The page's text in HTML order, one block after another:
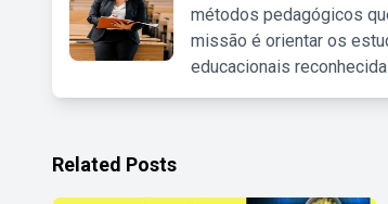
métodos pedagógicos
missão é orientar os
educacionais
Related Posts